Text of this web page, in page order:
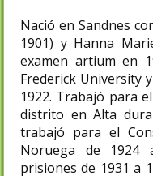
Nació en Sandnes
1901) y Hanna
examen artium en
Frederick University
1922. Trabajó para
distrito en Alta
trabajó para el
Noruega de 1924
prisiones de 1931 a